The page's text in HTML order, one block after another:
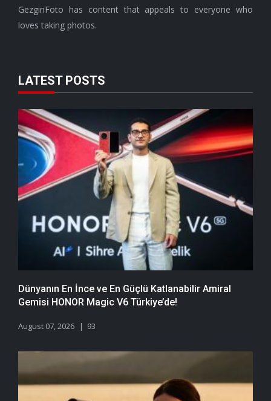
GezginFoto has content that appeals to everyone who
loves taking photos.
LATEST POSTS
Dünyanın En İnce ve En Güçlü Katlanabilir Amiral
Gemisi HONOR Magic V6 Türkiye’de!
August 07, 2026 93